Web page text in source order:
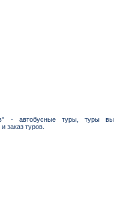
- автобусные туры, туры
заказ туров.